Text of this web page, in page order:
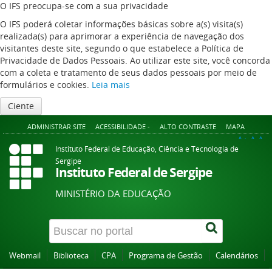
O IFS preocupa-se com a sua privacidade
O IFS poderá coletar informações básicas sobre a(s) visita(s)
realizada(s) para aprimorar a experiência de navegação dos
visitantes deste site, segundo o que estabelece a Política de
Privacidade de Dados Pessoais. Ao utilizar este site, você concorda
com a coleta e tratamento de seus dados pessoais por meio de
formulários e cookies. Leia mais
Ciente
ADMINISTRAR SITE ACESSIBILIDADE - ALTO CONTRASTE MAPA
A+ A A-
Instituto Federal de Educação, Ciência e Tecnologia de
Sergipe
Instituto Federal de Sergipe
MINISTÉRIO DA EDUCAÇÃO
Webmail Biblioteca CPA Programa de Gestão Calendários